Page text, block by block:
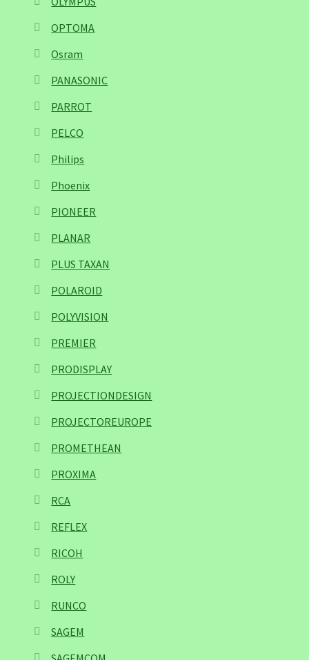
OPTOMA
Osram
PANASONIC
PARROT
PELCO
Philips
Phoenix
PIONEER
PLANAR
PLUS TAXAN
POLAROID
POLYVISION
PREMIER
PRODISPLAY
PROJECTIONDESIGN
PROJECTOREUROPE
PROMETHEAN
PROXIMA
RCA
REFLEX
RICOH
ROLY
RUNCO
SAGEM